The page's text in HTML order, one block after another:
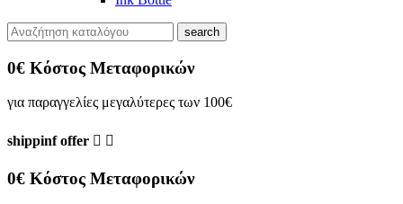
search
0€ Κόστος Μεταφορικών
για παραγγελίες μεγαλύτερες των 100€
shippinf offer  
0€ Κόστος Μεταφορικών